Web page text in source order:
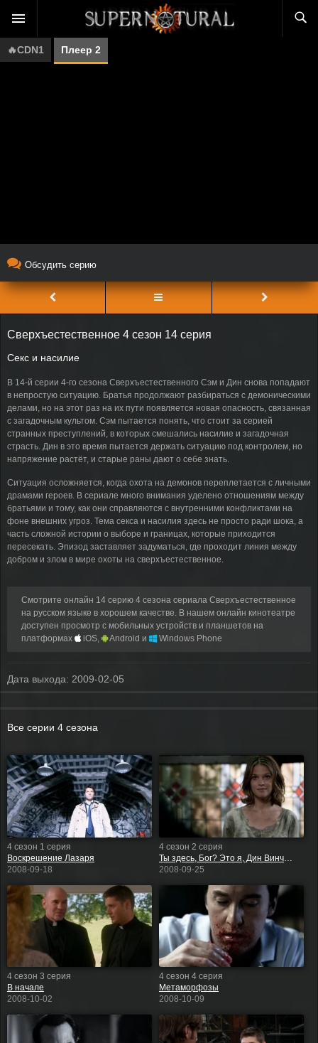
🔥CDN1 Плеер 2
Обсудить серию
Сверхъестественное 4 сезон 14 серия
Секс и насилие
В 14-й серии 4-го сезона Сверхъестественного Сэм и Дин снова попадают
в непростую ситуацию. Братья продолжают разбираться с демоническими
делами, но на этот раз на их пути появляется новая опасность, связанная
с загадочным культом. Сэм пытается понять, что стоит за серией
странных преступлений, в которых смешались насилие и загадочная
страсть. Дин в это время пытается держать ситуацию под контролем, но
напряжение растёт, и старые раны дают о себе знать.
Ситуация осложняется, когда охота на демонов переплетается с личными
драмами героев. В сериале много внимания уделено отношениям между
братьями и тому, как они справляются с внутренними конфликтами на
фоне внешних угроз. Тема секса и насилия здесь не просто ради шока, а
часть сложной истории о выборе и границах, которые приходится
пересекать. Эпизод заставляет задуматься, где проходит линия между
добром и злом в мире охоты на сверхъестественное.
Смотрите онлайн 14 серию 4 сезона сериала Сверхъестественное
на русском языке в хорошем качестве. В нашем онлайн кинотеатре
доступен просмотр с мобильных устройств и планшетов на
платформах
iOS, Android и Windows Phone
Дата выхода: 2009-02-05
Все серии 4 сезона
4 сезон 1 серия
Воскрешение Лазаря
2008-09-18
4 сезон 2 серия
2008-09-25
4 сезон 3 серия
В начале
2008-10-02
4 сезон 4 серия
Метаморфозы
2008-10-09